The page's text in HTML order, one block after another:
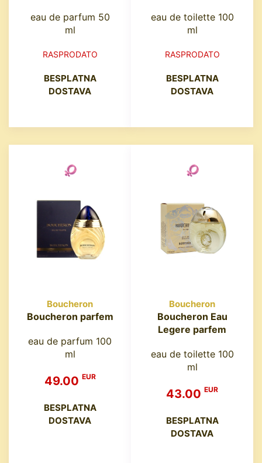
eau de parfum 50
ml
RASPRODATO
BESPLATNA
DOSTAVA
eau de toilette 100
ml
RASPRODATO
BESPLATNA
DOSTAVA
Boucheron
Boucheron parfem
eau de parfum 100
ml
49.00 EUR
BESPLATNA
DOSTAVA
Boucheron
Boucheron Eau
Legere parfem
eau de toilette 100
ml
43.00 EUR
BESPLATNA
DOSTAVA